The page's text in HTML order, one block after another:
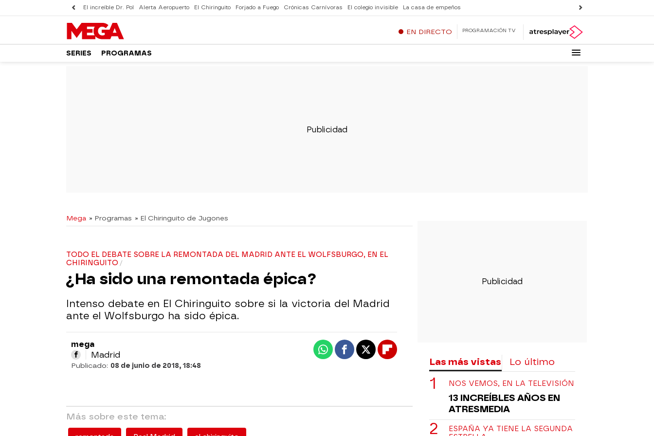
El increíble Dr. Pol Alerta Aeropuerto El Chiringuito Forjado a Fuego Crónicas Carnívoras El colegio invisible La casa de empeños
EN DIRECTO PROGRAMACIÓN TV
SERIES PROGRAMAS
Mega » Programas » El Chiringuito de Jugones
TODO EL DEBATE SOBRE LA REMONTADA DEL MADRID ANTE EL WOLFSBURGO, EN EL
CHIRINGUITO
¿Ha sido una remontada épica?
Intenso debate en El Chiringuito sobre si la victoria del Madrid
ante el Wolfsburgo ha sido épica.
mega
Madrid
Publicado: 08 de junio de 2018, 18:48
WhatsappFacebook
X Flipboard
Más sobre este tema:
Las más vistas Lo último
NOS VEMOS, EN LA TELEVISIÓN
13 INCREÍBLES AÑOS EN
ATRESMEDIA
ESPAÑA YA TIENE LA SEGUNDA